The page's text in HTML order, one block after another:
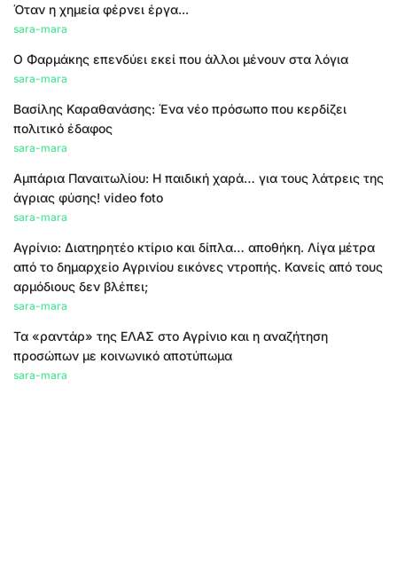
Όταν η χημεία φέρνει έργα...
sara-mara
Ο Φαρμάκης επενδύει εκεί που άλλοι μένουν στα λόγια
sara-mara
Βασίλης Καραθανάσης: Ένα νέο πρόσωπο που κερδίζει
πολιτικό έδαφος
sara-mara
Αμπάρια Παναιτωλίου: Η παιδική χαρά… για τους λάτρεις της
άγριας φύσης! video foto
sara-mara
Αγρίνιο: Διατηρητέο κτίριο και δίπλα… αποθήκη. Λίγα μέτρα
από το δημαρχείο Αγρινίου εικόνες ντροπής. Κανείς από τους
αρμόδιους δεν βλέπει;
sara-mara
Τα «ραντάρ» της ΕΛΑΣ στο Αγρίνιο και η αναζήτηση
προσώπων με κοινωνικό αποτύπωμα
sara-mara